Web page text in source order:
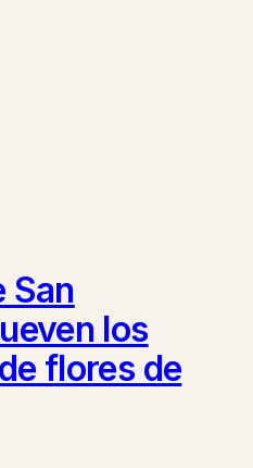
San
los
flores de